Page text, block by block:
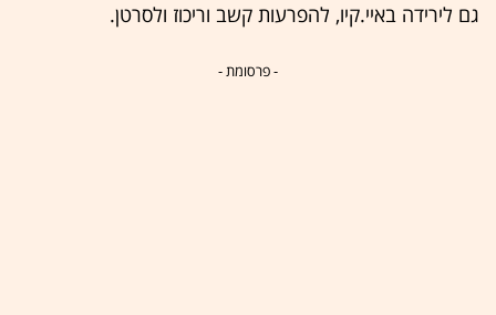
גם לירידה באיי.קיו, להפרעות קשב וריכוז ולסרטן.
- פרסומת -